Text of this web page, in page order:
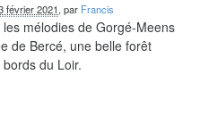
février 2021, par Francis
mélodies de Gorgé-Meens
de Bercé, une belle forêt
du Loir.